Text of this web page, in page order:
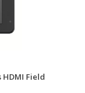
HDMI Field